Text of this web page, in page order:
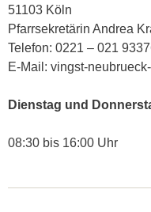
51103 Köln
Pfarrsekretärin Andrea
Telefon: 0221 – 021
E-Mail: vingst-
Dienstag und
08:30 bis 16:00 Uhr